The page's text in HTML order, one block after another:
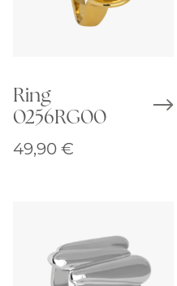
Ring
0256RG00
49,90 €